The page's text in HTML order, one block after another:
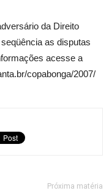
da Direito
as disputas
acesse a
copabonga/2007/
Próxima matéria